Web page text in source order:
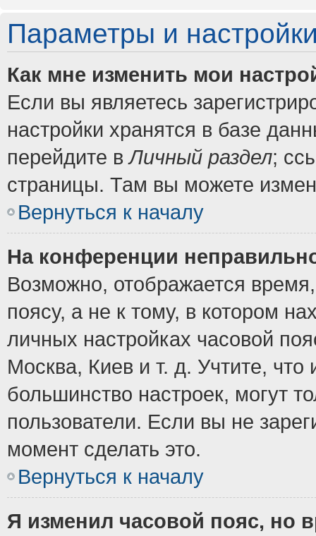
Параметры и
Как мне изменить мои
Если вы являетесь
настройки хранятся в базе
перейдите вЛичный раздел;
страницы. Там вы можете
Вернуться к началу
На конференции
Возможно, отображается
поясу, а не к тому, в котором
личных настройках часовой
Москва, Киев и т. д. Учтите, что
большинство настроек, могут
пользователи. Если вы не
момент сделать это.
Вернуться к началу
Я изменил часовой пояс, но